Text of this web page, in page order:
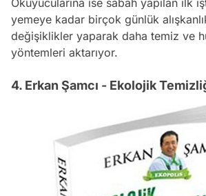
Okuyucularına ise sabah yapılan ilk
yemeye kadar birçok günlük
değişiklikler yaparak daha temiz ve
yöntemleri aktarıyor.
4. Erkan Şamcı - Ekolojik